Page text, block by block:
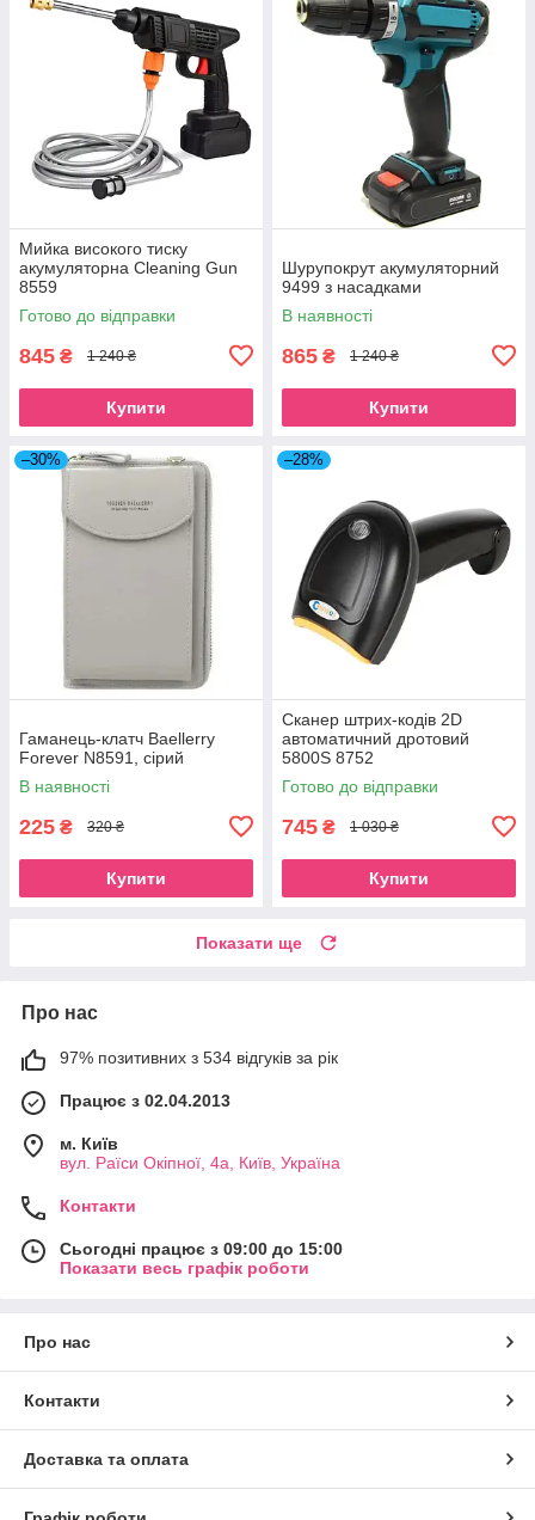
Мийка високого тиску
акумуляторна Cleaning Gun
8559
Готово до відправки
845 ₴ 1 240 ₴
Купити
Шурупокрут акумуляторний
9499 з насадками
В наявності
865 ₴ 1 240 ₴
Купити
–30%
Гаманець-клатч Baellerry
Forever N8591, сірий
В наявності
225 ₴ 320 ₴
Купити
–28%
Сканер штрих-кодів 2D
автоматичний дротовий
5800S 8752
Готово до відправки
745 ₴ 1 030 ₴
Купити
Показати ще
Про нас
97% позитивних з 534 відгуків за рік
Працює з 02.04.2013
м. Київ
вул. Раїси Окіпної, 4а, Київ, Україна
Контакти
Сьогодні працює з 09:00 до 15:00
Показати весь графік роботи
Про нас
Контакти
Доставка та оплата